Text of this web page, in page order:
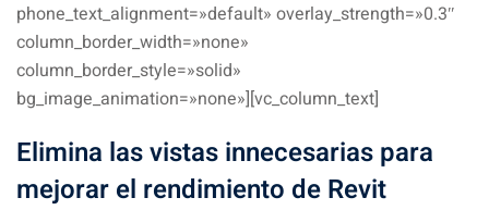
phone_text_alignment=»default» overlay_strength=»0.3″
column_border_width=»none»
column_border_style=»solid»
bg_image_animation=»none»][vc_column_text]
Elimina las vistas innecesarias para
mejorar el rendimiento de Revit